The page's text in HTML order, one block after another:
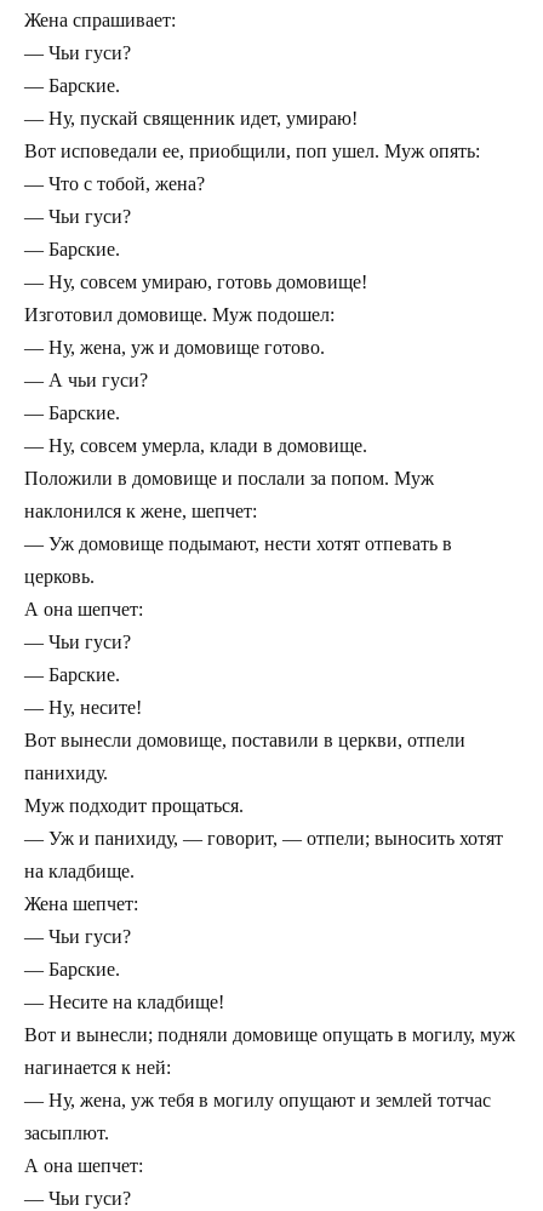
Жена спрашивает:
— Чьи гуси?
— Барские.
— Ну, пускай священник идет, умираю!
Вот исповедали ее, приобщили, поп ушел. Муж опять:
— Что с тобой, жена?
— Чьи гуси?
— Барские.
— Ну, совсем умираю, готовь домовище!
Изготовил домовище. Муж подошел:
— Ну, жена, уж и домовище готово.
— А чьи гуси?
— Барские.
— Ну, совсем умерла, клади в домовище.
Положили в домовище и послали за попом. Муж
наклонился к жене, шепчет:
— Уж домовище подымают, нести хотят отпевать в
церковь.
А она шепчет:
— Чьи гуси?
— Барские.
— Ну, несите!
Вот вынесли домовище, поставили в церкви, отпели
панихиду.
Муж подходит прощаться.
— Уж и панихиду, — говорит, — отпели; выносить хотят
на кладбище.
Жена шепчет:
— Чьи гуси?
— Барские.
— Несите на кладбище!
Вот и вынесли; подняли домовище опущать в могилу, муж
нагинается к ней:
— Ну, жена, уж тебя в могилу опущают и землей тотчас
засыплют.
А она шепчет:
— Чьи гуси?